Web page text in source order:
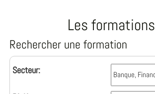
Les formations
Rechercher une formation
Secteur: